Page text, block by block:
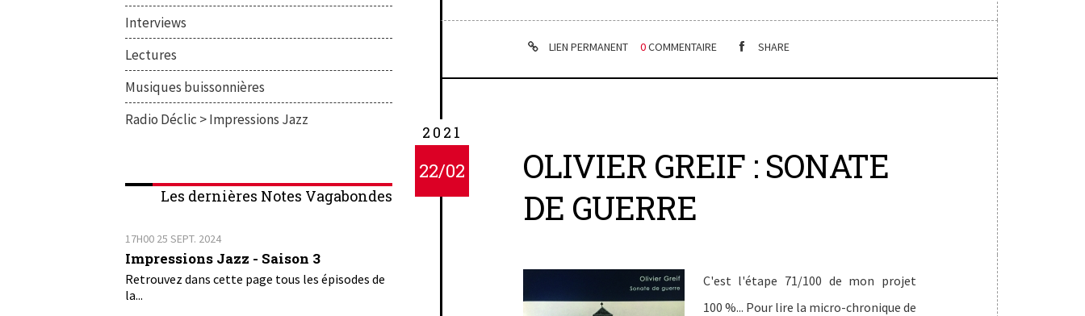
Interviews
Lectures
Musiques buissonnières
Radio Déclic > Impressions Jazz
Les dernières Notes Vagabondes
17H00 25 SEPT. 2024
Impressions Jazz - Saison 3
Retrouvez dans cette page tous les épisodes de
la...
LIEN PERMANENT 0COMMENTAIRE SHARE
2021
22/02
OLIVIER GREIF : SONATE
DE GUERRE
C'est l'étape 71/100 de mon projet
100 %... Pour lire la micro-chronique de